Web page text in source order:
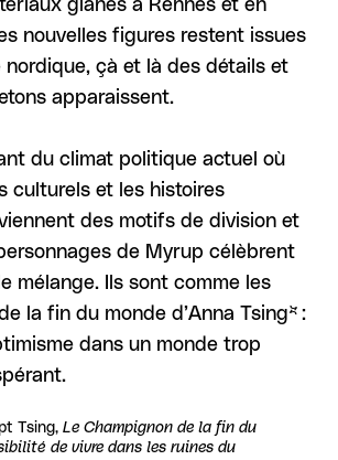
glanés à Rennes et en
nouvelles figures restent issues
nordique, çà et là des détails et
apparaissent.
du climat politique actuel où
culturels et les histoires
des motifs de division et
de Myrup célèbrent
mélange. Ils sont comme les
la fin du monde d’Anna Tsing* :
dans un monde trop
Tsing, Le Champignon de la fin du
de vivre dans les ruines du